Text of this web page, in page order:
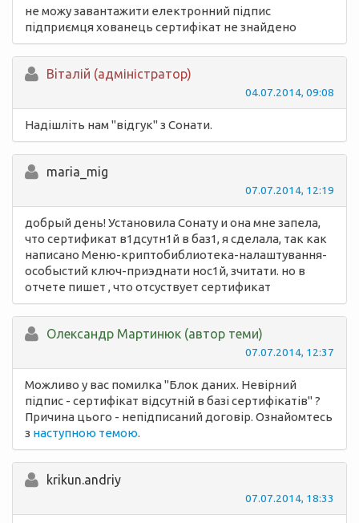
не можу завантажити електронний підпис
підприємця хованець сертифікат не знайдено
Вiталій (адміністратор)
04.07.2014, 09:08
Надішліть нам "відгук" з Сонати.
maria_mig
07.07.2014, 12:19
добрый день! Установила Сонату и она мне запела,
что сертификат в1дсутн1й в баз1, я сделала, так как
написано Меню-криптобиблиотека-налаштування-
особыстий ключ-приэднати нос1й, зчитати. но в
отчете пишет , что отсуствует сертификат
Олександр Мартинюк (автор теми)
07.07.2014, 12:37
Можливо у вас помилка "Блок даних. Невірний
підпис - сертифікат відсутній в базі сертифікатів" ?
Причина цього - непідписаний договір. Ознайомтесь
з наступною темою.
krikun.andriy
07.07.2014, 18:33